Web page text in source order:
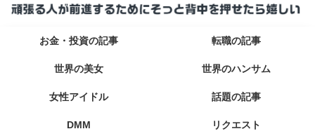
お金・投資の記事 転職の記事
世界の美女 世界のハンサム
女性アイドル 話題の記事
DMM リクエスト